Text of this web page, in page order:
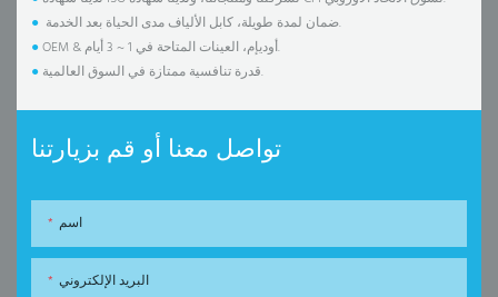
●
ضمان لمدة طويلة، كابل الألياف مدى الحياة بعد الخدمة.
●
OEM & أوديإم، العينات المتاحة في 1 ~ 3 أيام.
●
قدرة تنافسية ممتازة في السوق العالمية.
تواصل معنا أو قم بزيارتنا
اسم
البريد الإلكتروني